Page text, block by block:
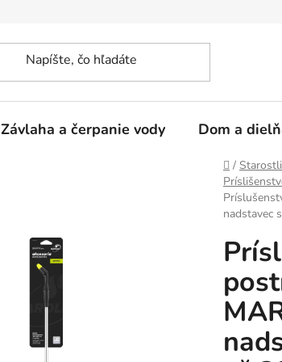
Závlaha a čerpanie vody Dom a
Domov
/
nadstavec